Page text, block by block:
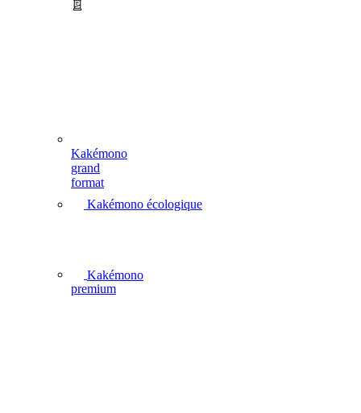
Kakémono
premium
Kakémono
grand
format
Kakémono écologique